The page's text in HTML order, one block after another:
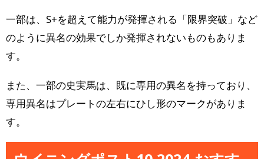
一部は、S+を超えて能力が発揮される「限界突破」など
のように異名の効果でしか発揮されないものもありま
す。
また、一部の史実馬は、既に専用の異名を持っており、
専用異名はプレートの左右にひし形のマークがありま
す。